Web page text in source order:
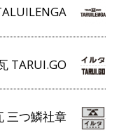
TARUI.GO
三つ鱗社章